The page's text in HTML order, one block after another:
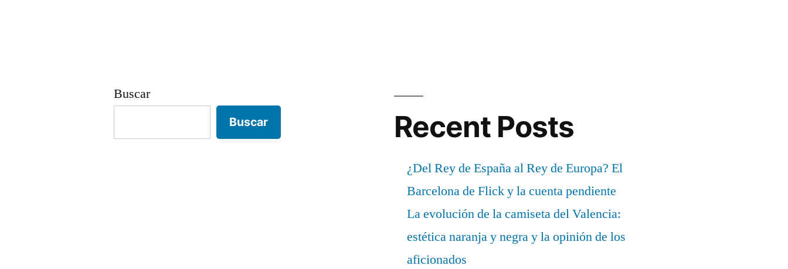
Buscar
Buscar Recent Posts
¿Del Rey de España al Rey de Europa? El
Barcelona de Flick y la cuenta pendiente
La evolución de la camiseta del Valencia:
estética naranja y negra y la opinión de los
aficionados